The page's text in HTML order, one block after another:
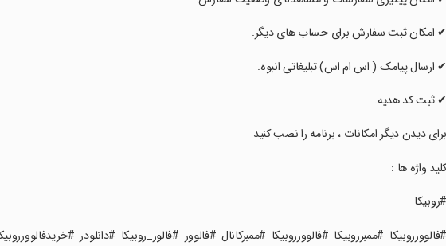
‏‏‏‏‏‏‏‏✔ امکان ثبت سفارش برای حساب های دیگر.
‏‏‏‏‏‏‏‏✔ ارسال پیامک ( اس ام اس) تبلیغاتی انبوه.
‏‏‏‏‏‏‏‏✔ ثبت کد هدیه.
‏‏‏‏‏‏‏‏برای دیدن دیگر امکانات ، برنامه را نصب کنید
‏‏‏‏‏‏‏‏کلید واژه ها :
‏‏‏‏‏‏‏#روبیکا
‏‏‏‏‏#فالوورروبیکا #ممبرروبیکا #فالوورروبیکا #ممبرکانال #فالوور #فالور_روبیکا #دانلودر